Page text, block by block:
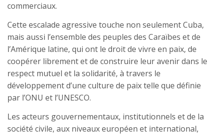
commerciaux.
Cette escalade agressive touche non seulement Cuba,
mais aussi l’ensemble des peuples des Caraïbes et de
l’Amérique latine, qui ont le droit de vivre en paix, de
coopérer librement et de construire leur avenir dans le
respect mutuel et la solidarité, à travers le
développement d’une culture de paix telle que définie
par l’ONU et l’UNESCO.
Les acteurs gouvernementaux, institutionnels et de la
société civile, aux niveaux européen et international,